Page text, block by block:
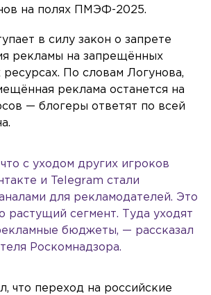
на полях ПМЭФ-2025.
в силу закон о запрете
рекламы на запрещённых
ресурсах. По словам Логунова,
реклама останется на
— блогеры ответят по всей
с уходом других игроков
и Telegram стали
для рекламодателей. Это
растущий сегмент. Туда уходят
бюджеты, — рассказал
Роскомнадзора.
что переход на российские